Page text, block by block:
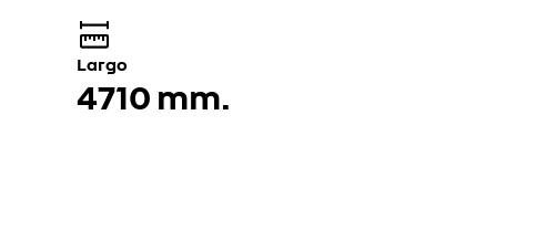
Largo
4710 mm.